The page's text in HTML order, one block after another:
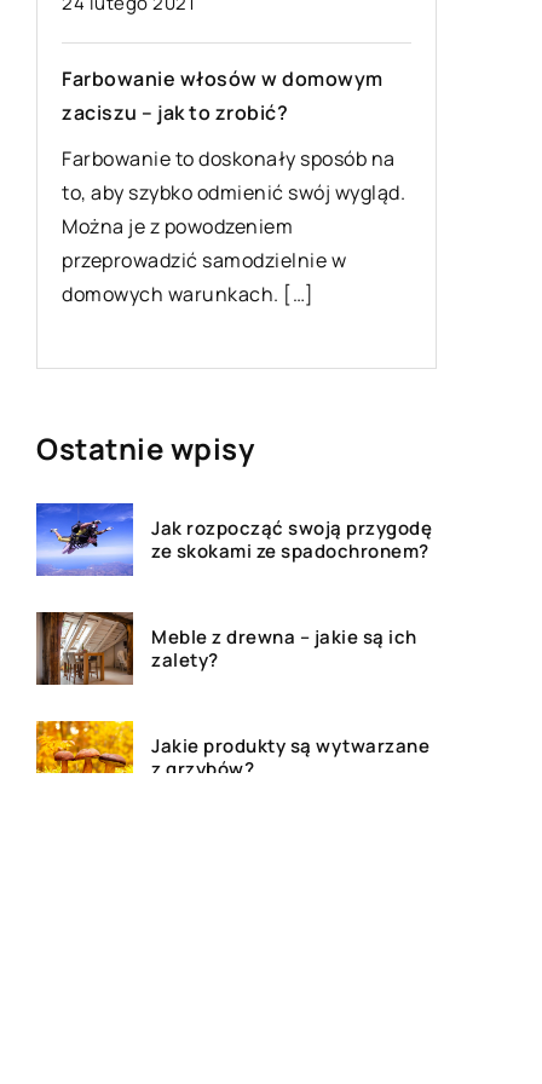
Farbowanie włosów w domowym
zaciszu – jak to zrobić?
Farbowanie to doskonały sposób na
to, aby szybko odmienić swój wygląd.
Można je z powodzeniem
przeprowadzić samodzielnie w
domowych warunkach. […]
Ostatnie wpisy
Jak rozpocząć swoją przygodę
ze skokami ze spadochronem?
Meble z drewna – jakie są ich
zalety?
Jakie produkty są wytwarzane
z grzybów?